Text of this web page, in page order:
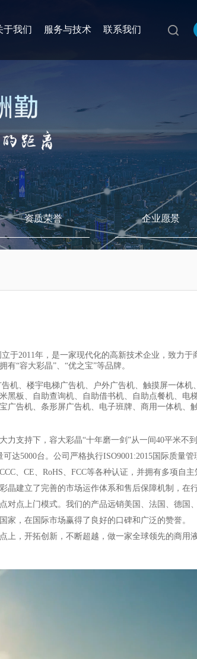
于我们 服务与技术 联系我们
资质荣誉 企业愿景
于2011年，是一家现代化的高新技术企业，致力于
“容大彩晶”、“优之宝”等品牌。
、楼宇电梯广告机、户外广告机、触摸屏一体机
黑板、自助查询机、自助借书机、自助点餐机、电
广告机、条形屏广告机、电子班牌、商用一体机、
支持下，容大彩晶“十年磨一剑”从一间40平米不
达5000台。公司严格执行ISO9001:2015国际质量管
、CE、RoHS、FCC等各种认证，并拥有多项自
晶建立了完善的市场运作体系和售后保障机制，在
对点上门模式。我们的产品远销美国、法国、德国
家，在国际市场赢得了良好的口碑和广泛的赞誉。
，开拓创新，不断超越，做一家全球领先的商用液